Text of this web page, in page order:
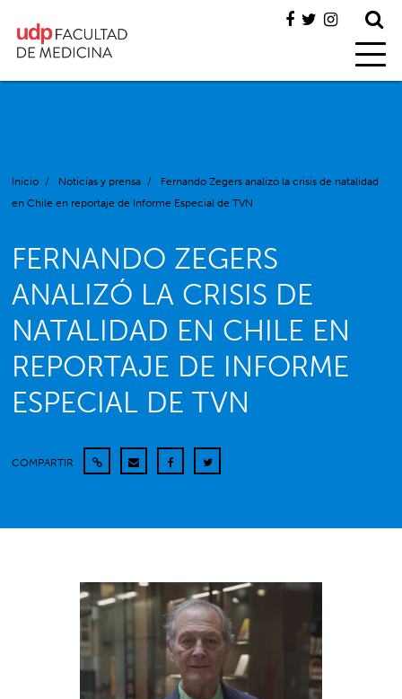
Inicio / Noticias y prensa /
Fernando Zegers analizó la crisis de natalidad
en Chile en reportaje de Informe Especial de TVN
FERNANDO ZEGERS
ANALIZÓ LA CRISIS DE
NATALIDAD EN CHILE EN
REPORTAJE DE INFORME
ESPECIAL DE TVN
COMPARTIR